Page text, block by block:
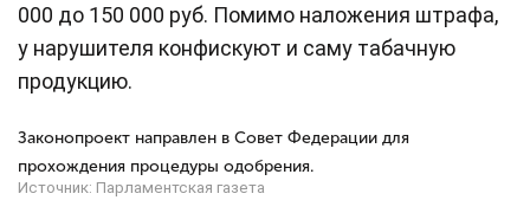
000 до 150 000 руб. Помимо наложения штрафа,
у нарушителя конфискуют и саму табачную
продукцию.
Законопроект направлен в Совет Федерации для
прохождения процедуры одобрения.
Источник: Парламентская газета